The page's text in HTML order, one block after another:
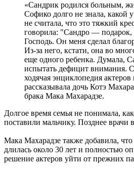
«Сандрик родился больным,
Софико долго не знала, какой
не считала, что это тяжкий
говорила: "Сандро — подарок,
Господь. Он меня сделал
Из-за него, кстати, она во
еще одного ребенка. Думала,
испытать дефицит внимания.
ходячая энциклопедия
рассказывала дочь Котэ
брака Мака Махарадзе.
Долгое время семья не понимала,
поставили мальчику. Позднее врачи
Мака Махарадзе также добавила,
длилась около 30 лет и полностью
решение актеров уйти от прежних